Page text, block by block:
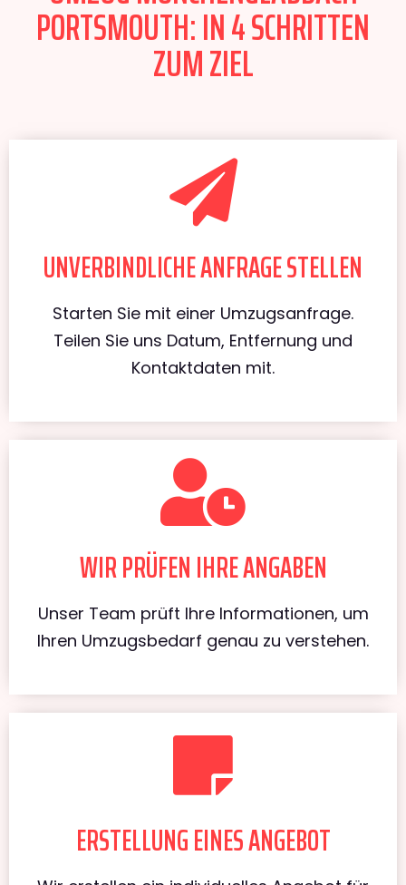
PORTSMOUTH: IN 4 SCHRITTEN
ZUM ZIEL
UNVERBINDLICHE ANFRAGE STELLEN
Starten Sie mit einer Umzugsanfrage.
Teilen Sie uns Datum, Entfernung und
Kontaktdaten mit.
WIR PRÜFEN IHRE ANGABEN
Unser Team prüft Ihre Informationen, um
Ihren Umzugsbedarf genau zu verstehen.
ERSTELLUNG EINES ANGEBOT